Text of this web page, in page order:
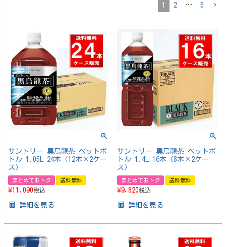
1 2 … 5
サントリー 黒烏龍茶 ペットボ
トル 1.05L 24本（12本×2ケー
ス）
まとめておトク 送料無料
¥11,090税込
詳細を見る
サントリー 黒烏龍茶 ペットボ
トル 1.4L 16本（8本×2ケー
ス）
まとめておトク 送料無料
¥9,820税込
詳細を見る